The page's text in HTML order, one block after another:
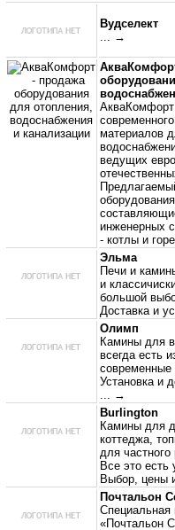
Вудселект
... →
АкваКомфорт
материалов
ведущих
инженерных
- котлы и горе
Эльма
Печи и
и
большой
Доставка и
Олимп
Камины для
всегда есть
современные
Установка и
... →
Burlington
Камины для
коттеджа,
для
Все это есть
Выбор, цены
Почтальон
Специальная
«Почтальон